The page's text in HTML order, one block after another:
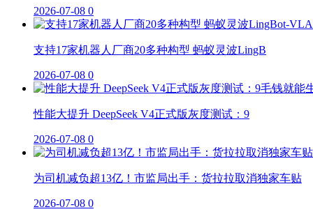
2026-07-08 0
支持17家机器人厂商20多种构型 蚂蚁灵波LingB
2026-07-08 0
性能大提升 DeepSeek V4正式版灰度测试：9
2026-07-08 0
为司机减负超13亿！市监局出手：货拉拉取消独家车贴
2026-07-08 0